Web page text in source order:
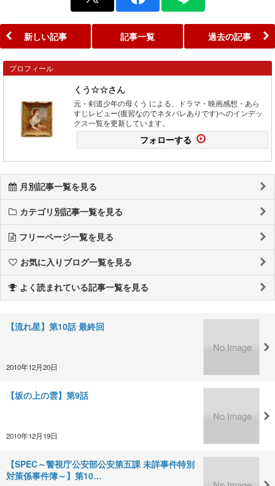
新しい記事 記事一覧 過去の記事
プロフィール
くう☆☆さん
元・剣道少年の母くう による、ドラマ・映画感想・あら
すじレビュー(復習なのでネタバレありです)へのインデッ
クス一覧を更新しています。
フォローする
月別記事一覧を見る
カテゴリ別記事一覧を見る
フリーページ一覧を見る
お気に入りブログ一覧を見る
よく読まれている記事一覧を見る
【流れ星】第10話 最終回
2010年12月20日
【坂の上の雲】第9話
2010年12月19日
【SPEC～警視庁公安部公安第五課 未詳事件特別
対策係事件簿～】第10…